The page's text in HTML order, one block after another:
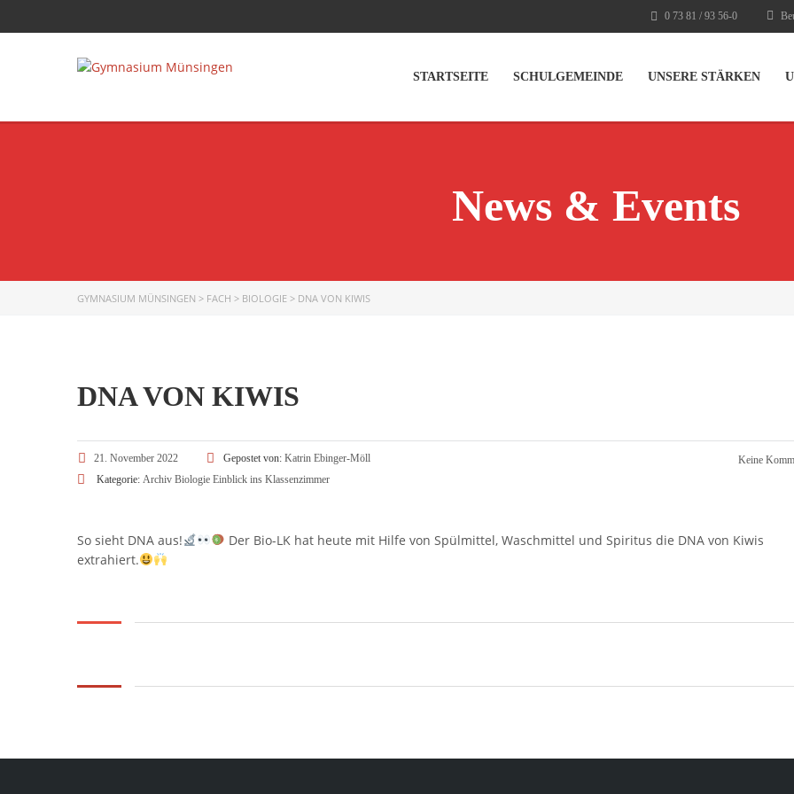
0 73 81 / 93 56-0
STARTSEITE SCHULGEMEINDE UNSERE STÄRKEN
News & Events
GYMNASIUM MÜNSINGEN > FACH > BIOLOGIE > DNA VON KIWIS
DNA VON KIWIS
21. November 2022 Gepostet von: Katrin Ebinger-Möll
Kategorie: Archiv Biologie Einblick ins Klassenzimmer
Keine
So sieht DNA aus!
Der Bio-LK hat heute mit Hilfe von Spülmittel, Waschmittel und Spiritus die DNA von Kiwis
extrahiert.